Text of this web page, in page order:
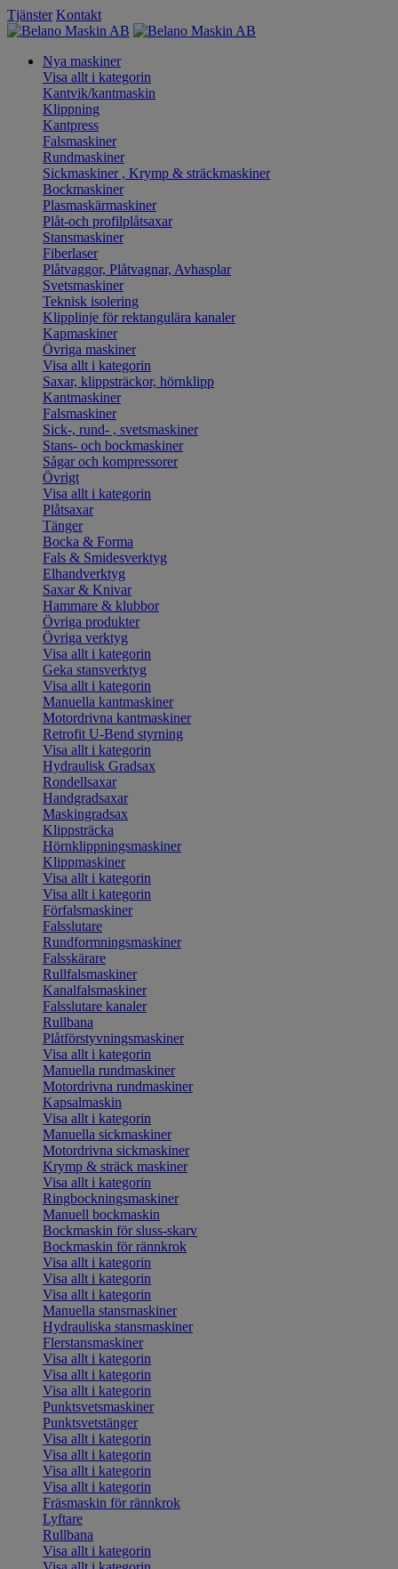
Tjänster Kontakt
Nya maskiner
Visa allt i kategorin
Kantvik/kantmaskin
Klippning
Kantpress
Falsmaskiner
Rundmaskiner
Sickmaskiner , Krymp & sträckmaskiner
Bockmaskiner
Plasmaskärmaskiner
Plåt-och profilplåtsaxar
Stansmaskiner
Fiberlaser
Plåtvaggor, Plåtvagnar, Avhasplar
Svetsmaskiner
Teknisk isolering
Klipplinje för rektangulära kanaler
Kapmaskiner
Övriga maskiner
Visa allt i kategorin
Saxar, klippsträckor, hörnklipp
Kantmaskiner
Falsmaskiner
Sick-, rund- , svetsmaskiner
Stans- och bockmaskiner
Sågar och kompressorer
Övrigt
Visa allt i kategorin
Plåtsaxar
Tänger
Bocka & Forma
Fals & Smidesverktyg
Elhandverktyg
Saxar & Knivar
Hammare & klubbor
Övriga produkter
Övriga verktyg
Visa allt i kategorin
Geka stansverktyg
Visa allt i kategorin
Manuella kantmaskiner
Motordrivna kantmaskiner
Retrofit U-Bend styrning
Visa allt i kategorin
Hydraulisk Gradsax
Rondellsaxar
Handgradsaxar
Maskingradsax
Klippsträcka
Hörnklippningsmaskiner
Klippmaskiner
Visa allt i kategorin
Visa allt i kategorin
Förfalsmaskiner
Falsslutare
Rundformningsmaskiner
Falsskärare
Rullfalsmaskiner
Kanalfalsmaskiner
Falsslutare kanaler
Rullbana
Plåtförstyvningsmaskiner
Visa allt i kategorin
Manuella rundmaskiner
Motordrivna rundmaskiner
Kapsalmaskin
Visa allt i kategorin
Manuella sickmaskiner
Motordrivna sickmaskiner
Krymp & sträck maskiner
Visa allt i kategorin
Ringbockningsmaskiner
Manuell bockmaskin
Bockmaskin för sluss-skarv
Bockmaskin för rännkrok
Visa allt i kategorin
Visa allt i kategorin
Visa allt i kategorin
Manuella stansmaskiner
Hydrauliska stansmaskiner
Flerstansmaskiner
Visa allt i kategorin
Visa allt i kategorin
Visa allt i kategorin
Punktsvetsmaskiner
Punktsvetstänger
Visa allt i kategorin
Visa allt i kategorin
Visa allt i kategorin
Visa allt i kategorin
Fräsmaskin för rännkrok
Lyftare
Rullbana
Visa allt i kategorin